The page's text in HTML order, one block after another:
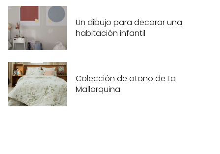
Un dibujo para decorar una
habitación infantil
Colección de otoño de La
Mallorquina